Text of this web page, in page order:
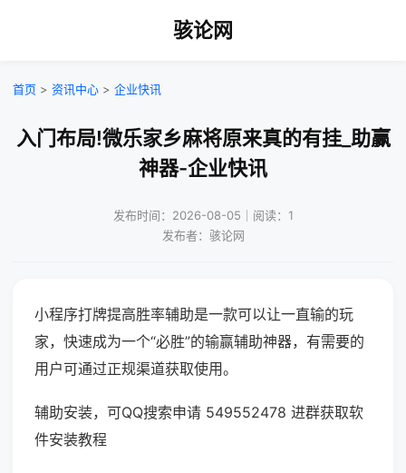
骇论网
首页 > 资讯中心 > 企业快讯
入门布局!微乐家乡麻将原来真的有挂_助赢
神器-企业快讯
发布时间：2026-08-05｜阅读：1
发布者：骇论网
小程序打牌提高胜率辅助是一款可以让一直输的玩
家，快速成为一个“必胜”的输赢辅助神器，有需要的
用户可通过正规渠道获取使用。
辅助安装，可QQ搜索申请 549552478 进群获取软
件安装教程